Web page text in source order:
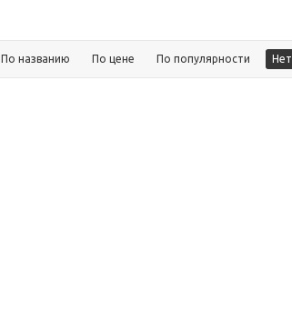
По названию По цене По популярности Нет